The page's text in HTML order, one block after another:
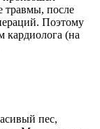
травмы, после
Поэтому
кардиолога (на
пес,